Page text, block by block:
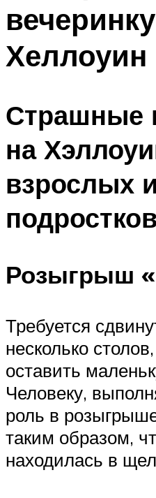
Меню
Хеллоуин
Страшные
на
взрослых и
подростков
Розыгрыш
Требуется
несколько
оставить
Человеку,
роль в
таким образом,
находилась в